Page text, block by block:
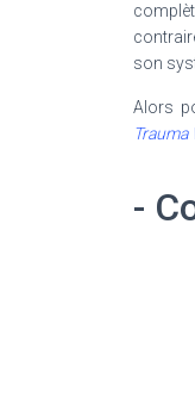
son
Alors
Trauma
-